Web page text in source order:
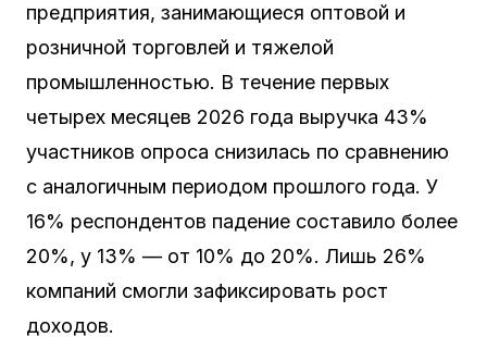
предприятия, занимающиеся оптовой и
розничной торговлей и тяжелой
промышленностью. В течение первых
четырех месяцев 2026 года выручка 43%
участников опроса снизилась по сравнению
с аналогичным периодом прошлого года. У
16% респондентов падение составило более
20%, у 13% — от 10% до 20%. Лишь 26%
компаний смогли зафиксировать рост
доходов.